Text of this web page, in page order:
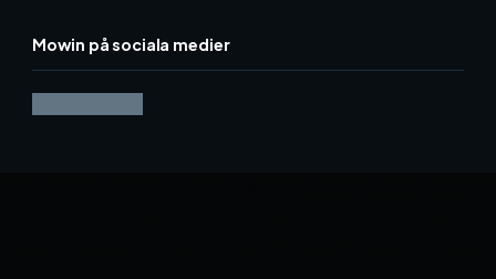
Mowin på sociala medier